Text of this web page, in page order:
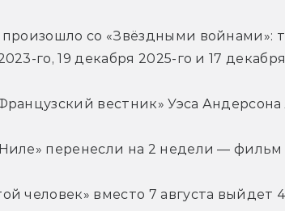
со «Звёздными войнами»:
го, 19 декабря 2025-го и 17
вестник» Уэса
перенесли на 2 недели — фильм
человек» вместо 7 августа выйдет